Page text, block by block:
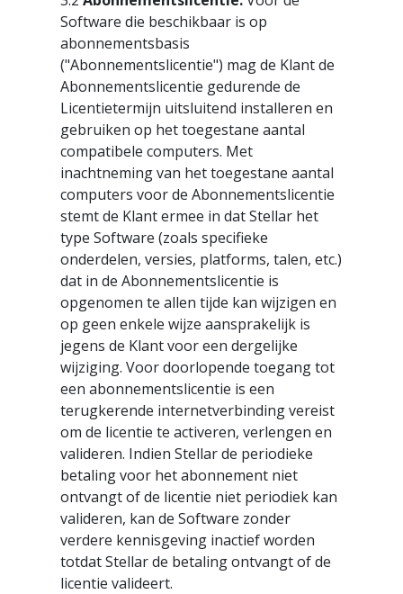
Software die beschikbaar is op
abonnementsbasis
("Abonnementslicentie") mag de Klant de
Abonnementslicentie gedurende de
Licentietermijn uitsluitend installeren en
gebruiken op het toegestane aantal
compatibele computers. Met
inachtneming van het toegestane aantal
computers voor de Abonnementslicentie
stemt de Klant ermee in dat Stellar het
type Software (zoals specifieke
onderdelen, versies, platforms, talen, etc.)
dat in de Abonnementslicentie is
opgenomen te allen tijde kan wijzigen en
op geen enkele wijze aansprakelijk is
jegens de Klant voor een dergelijke
wijziging. Voor doorlopende toegang tot
een abonnementslicentie is een
terugkerende internetverbinding vereist
om de licentie te activeren, verlengen en
valideren. Indien Stellar de periodieke
betaling voor het abonnement niet
ontvangt of de licentie niet periodiek kan
valideren, kan de Software zonder
verdere kennisgeving inactief worden
totdat Stellar de betaling ontvangt of de
licentie valideert.